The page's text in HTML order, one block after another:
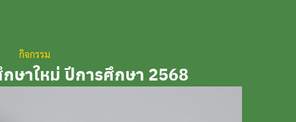
กิจกรรม
ษาใหม่ ปีการศึกษา 2568